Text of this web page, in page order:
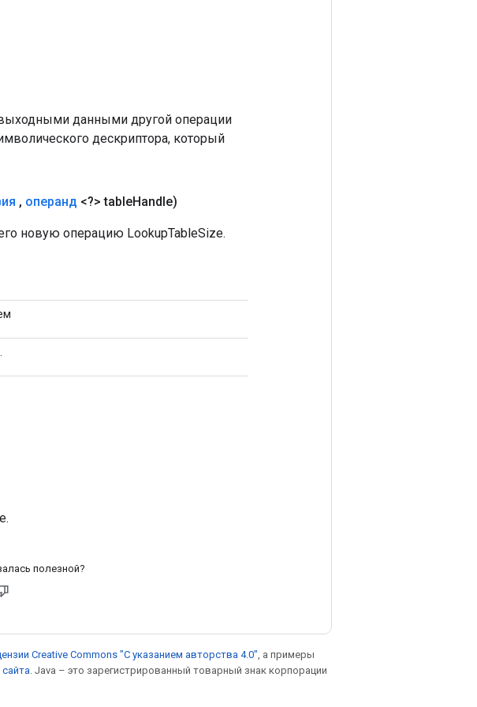
данными другой операции
дескриптора, который
, операнд <?> tableHandle)
новую операцию LookupTableSize.
полезной?
Creative Commons "С указанием авторства 4.0" , а примеры
. Java – это зарегистрированный товарный знак корпорации